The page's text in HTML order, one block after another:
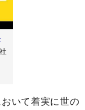
いて着実に世の